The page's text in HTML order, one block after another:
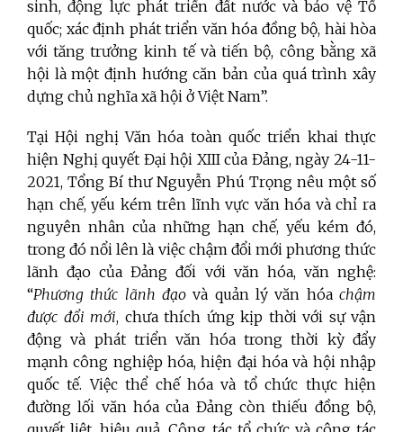
sinh, động lực phát triển đất nước và bảo vệ Tổ
quốc; xác định phát triển văn hóa đồng bộ, hài hòa
với tăng trưởng kinh tế và tiến bộ, công bằng xã
hội là một định hướng căn bản của quá trình xây
dựng chủ nghĩa xã hội ở Việt Nam”.
Tại Hội nghị Văn hóa toàn quốc triển khai thực
hiện Nghị quyết Đại hội XIII của Đảng, ngày 24-11-
2021, Tổng Bí thư Nguyễn Phú Trọng nêu một số
hạn chế, yếu kém trên lĩnh vực văn hóa và chỉ ra
nguyên nhân của những hạn chế, yếu kém đó,
trong đó nổi lên là việc chậm đổi mới phương thức
lãnh đạo của Đảng đối với văn hóa, văn nghệ:
“Phương thức lãnh đạo và quản lý văn hóa chậm
được đổi mới, chưa thích ứng kịp thời với sự vận
động và phát triển văn hóa trong thời kỳ đẩy
mạnh công nghiệp hóa, hiện đại hóa và hội nhập
quốc tế. Việc thể chế hóa và tổ chức thực hiện
đường lối văn hóa của Đảng còn thiếu đồng bộ,